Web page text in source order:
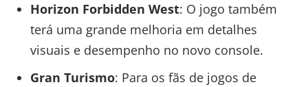
Horizon Forbidden West: O jogo também
terá uma grande melhoria em detalhes
visuais e desempenho no novo console.
Gran Turismo: Para os fãs de jogos de